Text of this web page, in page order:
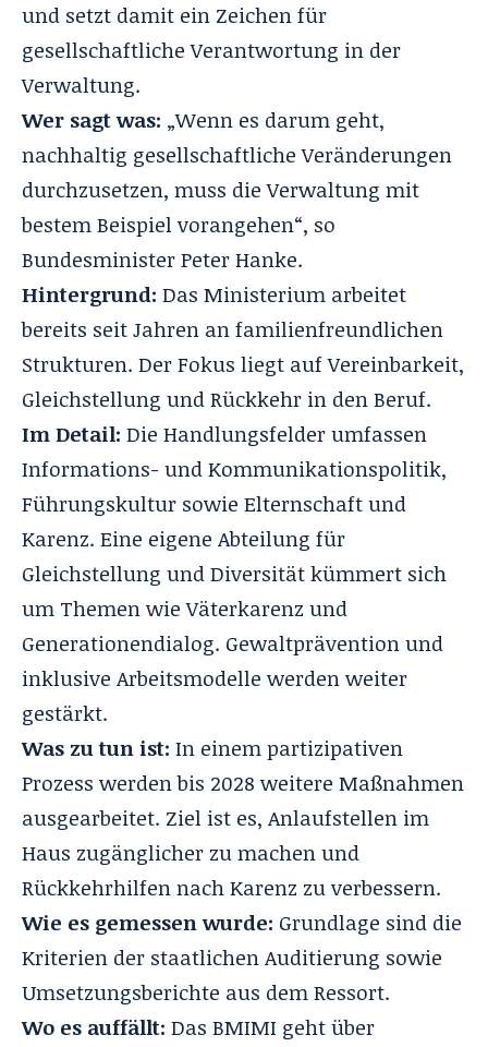
und setzt damit ein Zeichen für
gesellschaftliche Verantwortung in der
Verwaltung.
Wer sagt was: „Wenn es darum geht,
nachhaltig gesellschaftliche Veränderungen
durchzusetzen, muss die Verwaltung mit
bestem Beispiel vorangehen“, so
Bundesminister Peter Hanke.
Hintergrund: Das Ministerium arbeitet
bereits seit Jahren an familienfreundlichen
Strukturen. Der Fokus liegt auf Vereinbarkeit,
Gleichstellung und Rückkehr in den Beruf.
Im Detail: Die Handlungsfelder umfassen
Informations- und Kommunikationspolitik,
Führungskultur sowie Elternschaft und
Karenz. Eine eigene Abteilung für
Gleichstellung und Diversität kümmert sich
um Themen wie Väterkarenz und
Generationendialog. Gewaltprävention und
inklusive Arbeitsmodelle werden weiter
gestärkt.
Was zu tun ist: In einem partizipativen
Prozess werden bis 2028 weitere Maßnahmen
ausgearbeitet. Ziel ist es, Anlaufstellen im
Haus zugänglicher zu machen und
Rückkehrhilfen nach Karenz zu verbessern.
Wie es gemessen wurde: Grundlage sind die
Kriterien der staatlichen Auditierung sowie
Umsetzungsberichte aus dem Ressort.
Wo es auffällt: Das BMIMI geht über